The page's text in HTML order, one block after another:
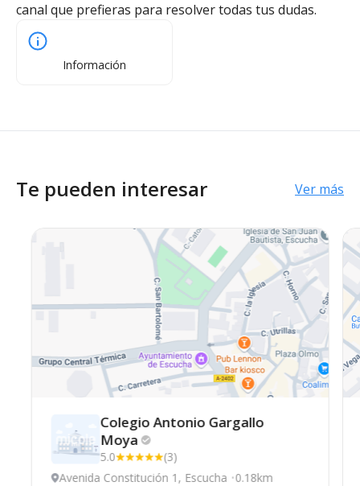
canal que prefieras para resolver todas tus dudas.
Información
Te pueden interesar Ver más
Colegio Antonio Gargallo
Moya
5.0
(3)
Avenida Constitución 1, Escucha 0.18km